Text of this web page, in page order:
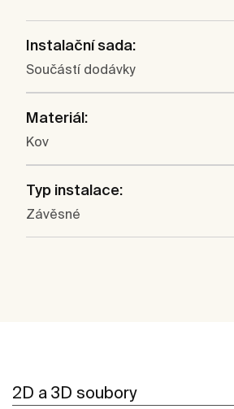
Instalační sada:
Součástí dodávky
Materiál:
Kov
Typ instalace:
Závěsné
2D a 3D soubory